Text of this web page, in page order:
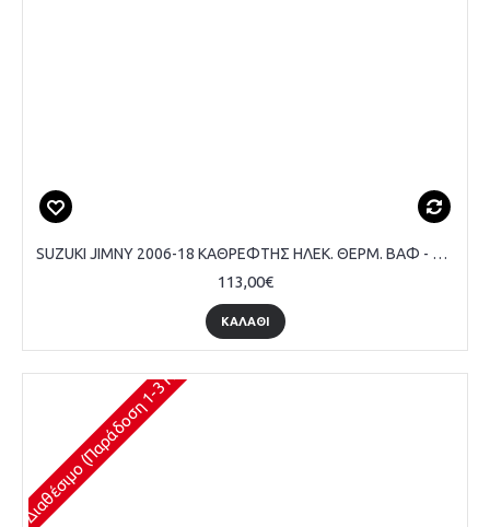
SUZUKI JIMNY 2006-18 ΚΑΘΡΕΦΤΗΣ ΗΛΕΚ. ΘΕΡΜ. ΒΑΦ - ΟΔΗΓΟΥ
113,00€
ΚΑΛΆΘΙ
Διαθέσιμο (Παράδοση 1-3 Ημέρες)